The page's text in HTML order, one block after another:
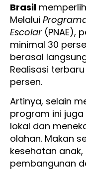
Brasil
Melalui
Escolar (PNAE),
minimal 30
berasal
Realisasi
persen.
Artinya, selain
program ini
lokal dan
olahan. Makan
kesehatan
pembangunan